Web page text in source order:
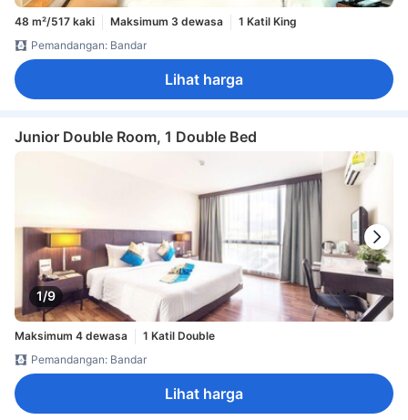
48 m²/517 kaki Maksimum 3 dewasa
1 Katil King
Pemandangan: Bandar
Lihat harga
Junior Double Room, 1 Double Bed
1/9
Maksimum 4 dewasa
1 Katil Double
Pemandangan: Bandar
Lihat harga